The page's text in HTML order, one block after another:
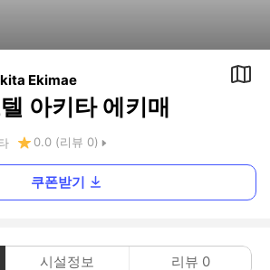
Ekimae
아키타 에키매
0.0 (리뷰 0)
쿠폰받기
시설정보 리뷰 0